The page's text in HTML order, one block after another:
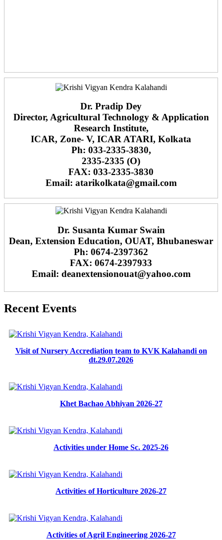
Dr. Pradip Dey
Director, Agricultural Technology & Application
Research Institute,
ICAR, Zone- V, ICAR ATARI, Kolkata
Ph: 033-2335-3830,
2335-2335 (O)
FAX: 033-2335-3830
Email: atarikolkata@gmail.com
Dr. Susanta Kumar Swain
Dean, Extension Education, OUAT, Bhubaneswar
Ph: 0674-2397362
FAX: 0674-2397933
Email: deanextensionouat@yahoo.com
Recent Events
Visit of Nursery Accrediation team to KVK Kalahandi on
dt.29.07.2026
Khet Bachao Abhiyan 2026-27
Activities under Home Sc. 2025-26
Activities of Horticulture 2026-27
Activities of Agril Engineering 2026-27